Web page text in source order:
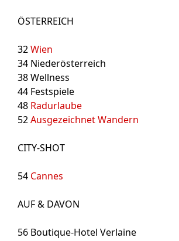
ÖSTERREICH
32Wien
34 Niederösterreich
38Wellness
44 Festspiele
48 Radurlaube
52Ausgezeichnet Wandern
CITY-SHOT
54 Cannes
AUF & DAVON
56 Boutique-Hotel Verlaine